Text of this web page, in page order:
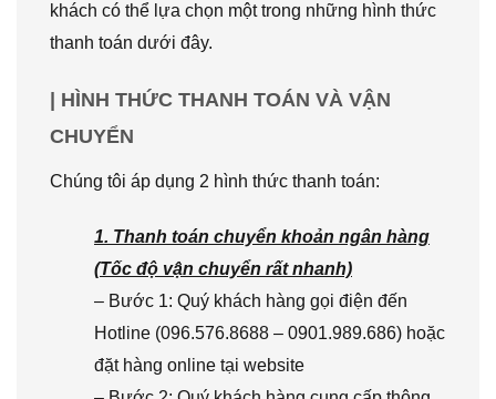
khách có thể lựa chọn một trong những hình thức
thanh toán dưới đây.
| HÌNH THỨC THANH TOÁN VÀ VẬN
CHUYỂN
Chúng tôi áp dụng 2 hình thức thanh toán:
1. Thanh toán chuyển khoản ngân hàng
(Tốc độ vận chuyển rất nhanh)
– Bước 1: Quý khách hàng gọi điện đến
Hotline (096.576.8688 – 0901.989.686) hoặc
đặt hàng online tại website